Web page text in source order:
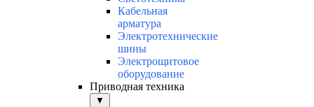
Кабельная
арматура
Электротехнические
шины
Электрощитовое
оборудование
Приводная техника
▼